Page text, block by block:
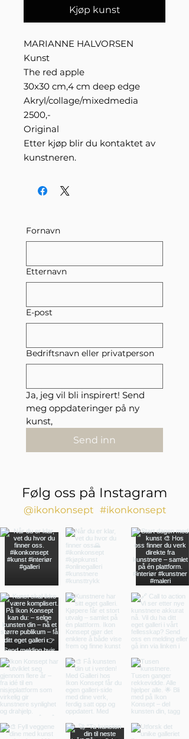
Kjøp kunst
MARIANNE HALVORSEN
Kunst
The red apple
30x30 cm,4 cm deep edge
Akryl/collage/mixedmedia
2500,-
Original
Etter kjøp blir du kontaktet av
kunstneren.
Fornavn
Etternavn
E-post
Bedriftsnavn eller privatperson
Ja, jeg vil bli inspirert! Send
meg oppdateringer på ny
kunst,
Send inn
Følg oss på Instagram
#ikonkonsept
@ikonkonsept